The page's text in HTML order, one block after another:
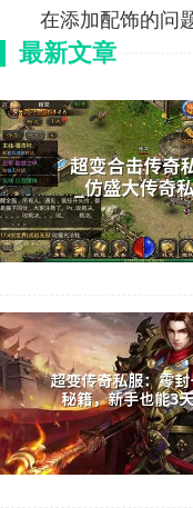
在添加配饰的问题
最新文章